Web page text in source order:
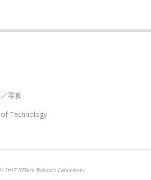
専攻
of Technology
2017 NITech Robotics Laboratory